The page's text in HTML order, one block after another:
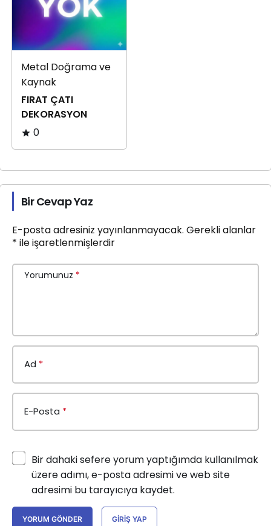
Metal Doğrama ve
Kaynak
FIRAT ÇATI
DEKORASYON
0
Bir Cevap Yaz
E-posta adresiniz yayınlanmayacak. Gerekli alanlar
* ile işaretlenmişlerdir
Yorumunuz *
Ad *
E-Posta *
Bir dahaki sefere yorum yaptığımda kullanılmak
üzere adımı, e-posta adresimi ve web site
adresimi bu tarayıcıya kaydet.
YORUM GÖNDER GIRIŞ YAP